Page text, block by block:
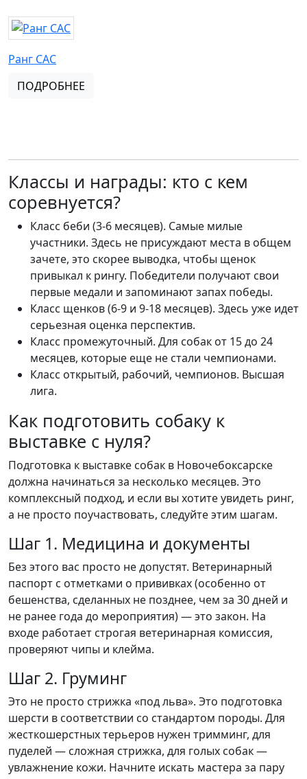
Ранг CAC
ПОДРОБНЕЕ
Классы и награды: кто с кем
соревнуется?
Класс беби (3-6 месяцев). Самые милые
участники. Здесь не присуждают места в общем
зачете, это скорее выводка, чтобы щенок
привыкал к рингу. Победители получают свои
первые медали и запоминают запах победы.
Класс щенков (6-9 и 9-18 месяцев). Здесь уже идет
серьезная оценка перспектив.
Класс промежуточный. Для собак от 15 до 24
месяцев, которые еще не стали чемпионами.
Класс открытый, рабочий, чемпионов. Высшая
лига.
Как подготовить собаку к
выставке с нуля?
Подготовка к выставке собак в Новочебоксарске
должна начинаться за несколько месяцев. Это
комплексный подход, и если вы хотите увидеть ринг,
а не просто поучаствовать, следуйте этим шагам.
Шаг 1. Медицина и документы
Без этого вас просто не допустят. Ветеринарный
паспорт с отметками о прививках (особенно от
бешенства, сделанных не позднее, чем за 30 дней и
не ранее года до мероприятия) — это закон. На
входе работает строгая ветеринарная комиссия,
проверяют чипы и клейма.
Шаг 2. Груминг
Это не просто стрижка «под льва». Это подготовка
шерсти в соответствии со стандартом породы. Для
жесткошерстных терьеров нужен тримминг, для
пуделей — сложная стрижка, для голых собак —
увлажнение кожи. Начните искать мастера за пару